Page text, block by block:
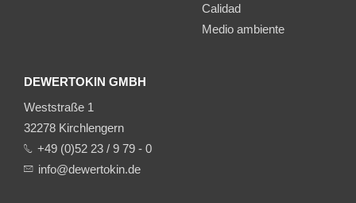
Calidad
Medio ambiente
DEWERTOKIN GMBH
Weststraße 1
32278 Kirchlengern
+49 (0)52 23 / 9 79 - 0
info@dewertokin.de